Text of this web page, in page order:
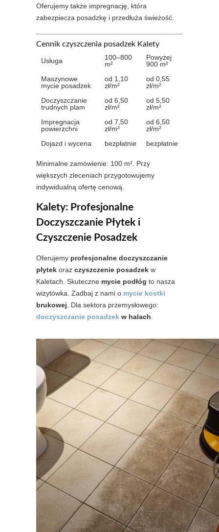
Oferujemy także impregnację, która
zabezpiecza posadzkę i przedłuża świeżość.
Cennik czyszczenia posadzek Kalety
Usługa
100–800
m²
Powyżej
900 m²
Maszynowe
mycie posadzek
od 1,10
zł/m²
od 0,55
zł/m²
Doczyszczanie
trudnych plam
od 6,50
zł/m²
od 5,50
zł/m²
Impregnacja
powierzchni
od 7,50
zł/m²
od 6,50
zł/m²
Dojazd i wycena
bezpłatnie bezpłatnie
Minimalne zamówienie: 100 m². Przy
większych zleceniach przygotowujemy
indywidualną ofertę cenową.
Kalety: Profesjonalne
Doczyszczanie Płytek i
Czyszczenie Posadzek
Oferujemy profesjonalne doczyszczanie
płytek oraz czyszczenie posadzek w
Kaletach. Skuteczne mycie podłóg to nasza
wizytówka. Zadbaj z nami o mycie kostki
brukowej . Dla sektora przemysłowego:
doczyszczanie posadzek w halach